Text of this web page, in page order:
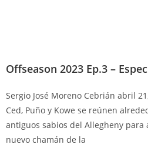
Offseason 2023 Ep.3 –
Sergio José Moreno Cebrián abril
Ced, Puño y Kowe se reúnen
antiguos sabios del Allegheny
nuevo chamán de la